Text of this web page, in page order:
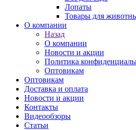
Лопаты
Товары для
О компании
Назад
О компании
Новости и акции
Политика
Оптовикам
Оптовикам
Доставка и оплата
Новости и акции
Контакты
Видеообзоры
Статьи